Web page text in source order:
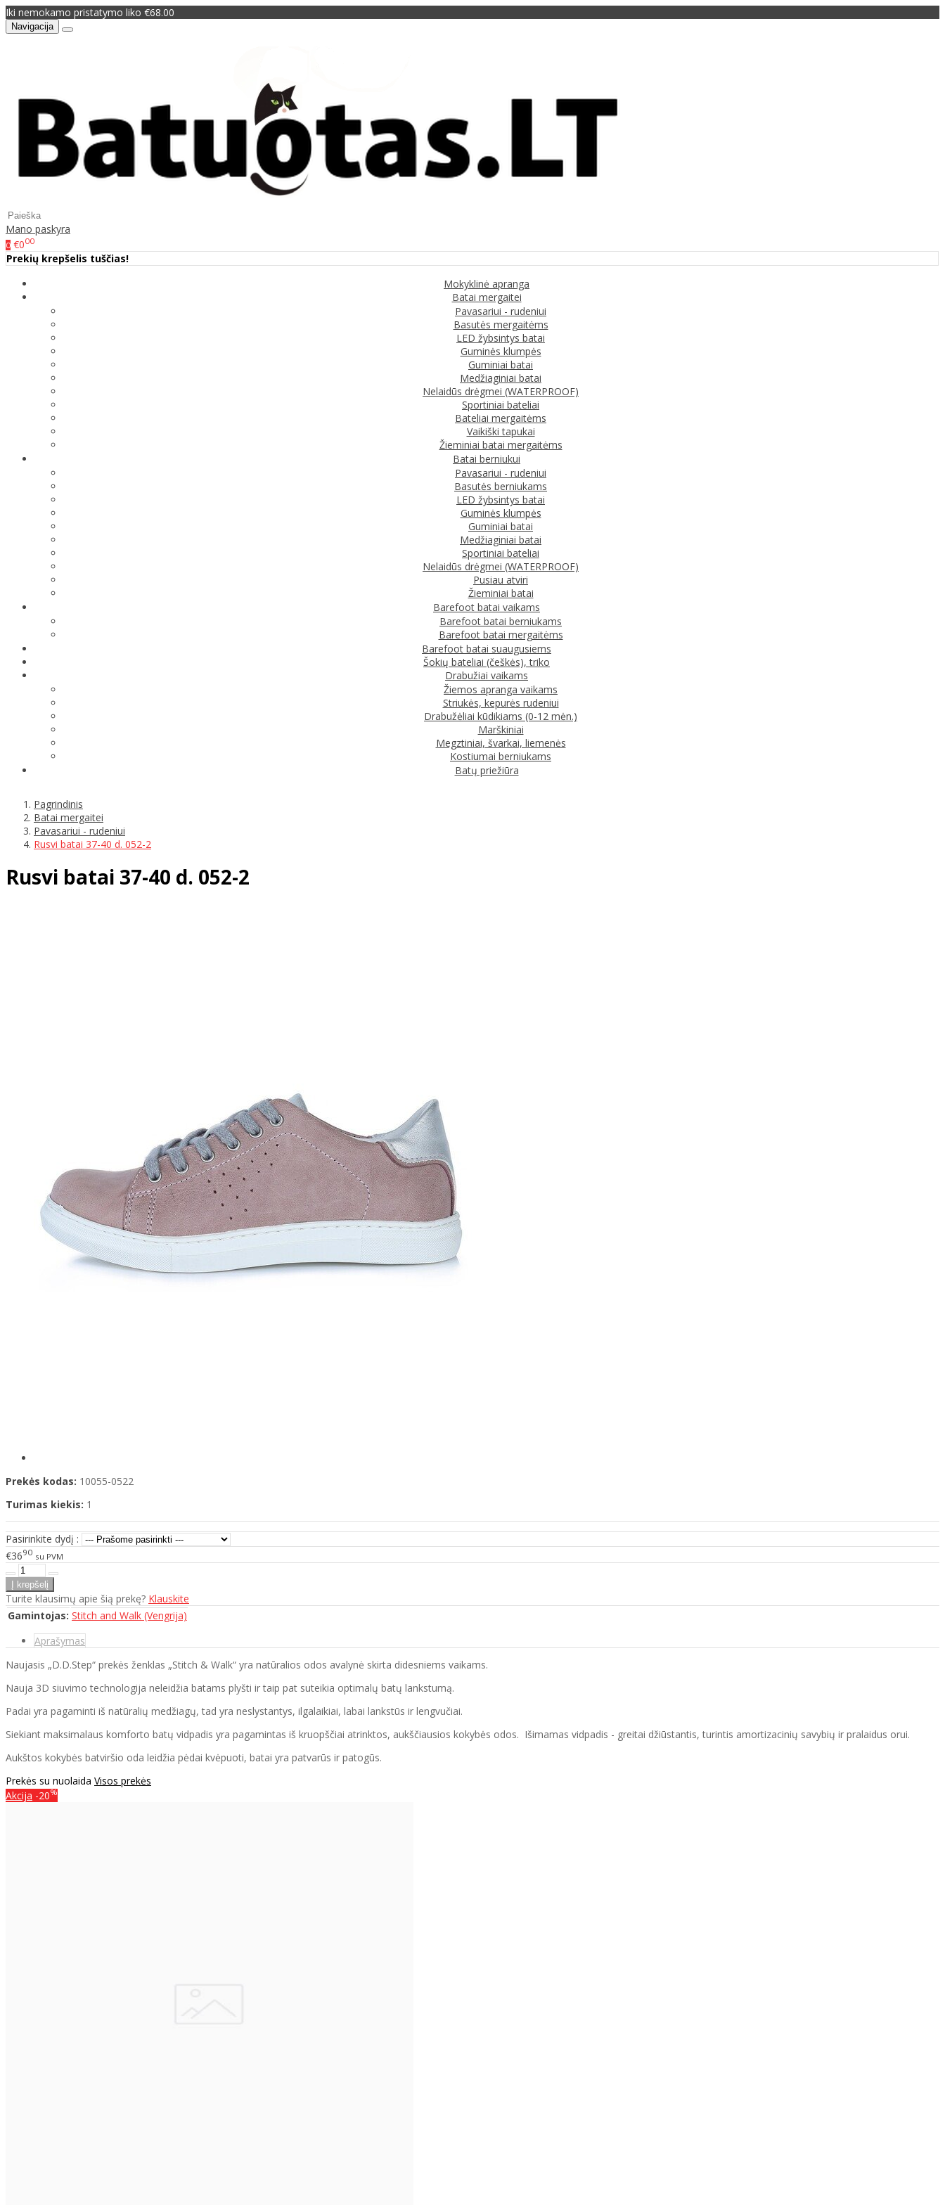
Iki nemokamo pristatymo liko €68.00
Navigacija
Mano paskyra
0 €000
Prekių krepšelis tuščias!
Mokyklinė apranga
Batai mergaitei
Pavasariui - rudeniui
Basutės mergaitėms
LED žybsintys batai
Guminės klumpės
Guminiai batai
Medžiaginiai batai
Nelaidūs drėgmei (WATERPROOF)
Sportiniai bateliai
Bateliai mergaitėms
Vaikiški tapukai
Žieminiai batai mergaitėms
Batai berniukui
Pavasariui - rudeniui
Basutės berniukams
LED žybsintys batai
Guminės klumpės
Guminiai batai
Medžiaginiai batai
Sportiniai bateliai
Nelaidūs drėgmei (WATERPROOF)
Pusiau atviri
Žieminiai batai
Barefoot batai vaikams
Barefoot batai berniukams
Barefoot batai mergaitėms
Barefoot batai suaugusiems
Šokių bateliai (češkės), triko
Drabužiai vaikams
Žiemos apranga vaikams
Striukės, kepurės rudeniui
Drabužėliai kūdikiams (0-12 mėn.)
Marškiniai
Megztiniai, švarkai, liemenės
Kostiumai berniukams
Batų priežiūra
Pagrindinis
Batai mergaitei
Pavasariui - rudeniui
Rusvi batai 37-40 d. 052-2
Rusvi batai 37-40 d. 052-2
Prekės kodas: 10055-0522
Turimas kiekis: 1
Pasirinkite dydį :
€3690 su PVM
Turite klausimų apie šią prekę? Klauskite
Gamintojas: Stitch and Walk (Vengrija)
Aprašymas
Naujasis „D.D.Step“ prekės ženklas „Stitch & Walk“ yra natūralios odos avalynė skirta didesniems vaikams.
Nauja 3D siuvimo technologija neleidžia batams plyšti ir taip pat suteikia optimalų batų lankstumą.
Padai yra pagaminti iš natūralių medžiagų, tad yra neslystantys, ilgalaikiai, labai lankstūs ir lengvučiai.
Siekiant maksimalaus komforto batų vidpadis yra pagamintas iš kruopščiai atrinktos, aukščiausios kokybės odos. Išimamas vidpadis - greitai džiūstantis, turintis amortizacinių savybių ir pralaidus orui.
Aukštos kokybės batviršio oda leidžia pėdai kvėpuoti, batai yra patvarūs ir patogūs.
Prekės su nuolaida Visos prekės
Akcija -20%